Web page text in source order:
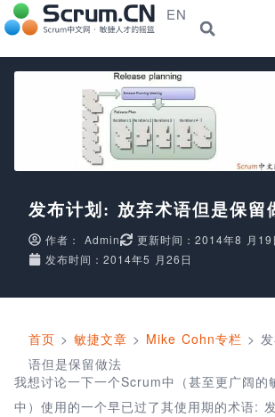
EN
发布计划: 放弃术语但是保留
作者： Admin
更新时间：2014年8 月
发布时间：2014年5 月26日
首页 > 敏捷文章 > Mike Cohn专栏 >
语但是保留做法
我想讨论一下一个Scrum中（甚至更广阔的
中）使用的一个早已过了其使用期的术语: